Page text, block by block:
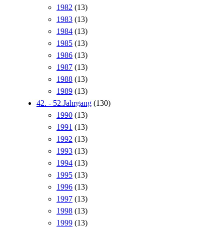
1982 (13)
1983 (13)
1984 (13)
1985 (13)
1986 (13)
1987 (13)
1988 (13)
1989 (13)
42. - 52.Jahrgang (130)
1990 (13)
1991 (13)
1992 (13)
1993 (13)
1994 (13)
1995 (13)
1996 (13)
1997 (13)
1998 (13)
1999 (13)